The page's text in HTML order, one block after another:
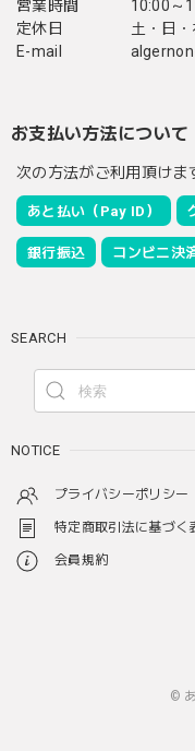
営業時間
10:00～
定休日
土・日
E-mail
お支払い方法について
次の方法がご利用頂けま
あと払い（Pay ID）
銀行振込 コンビニ決
SEARCH
NOTICE
プライバシーポリシー
特定商取引法に基づく
会員規約
©